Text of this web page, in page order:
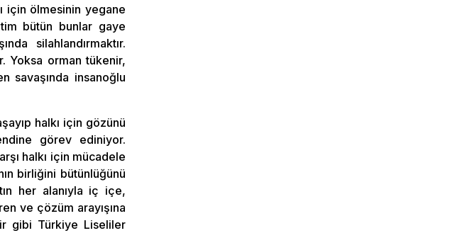
için ölmesinin yegane
bütün bunlar gaye
silahlandırmaktır.
Yoksa orman tükenir,
savaşında insanoğlu
halkı için gözünü
görev ediniyor.
halkı için mücadele
birliğini bütünlüğünü
her alanıyla iç içe,
ve çözüm arayışına
gibi Türkiye Liseliler